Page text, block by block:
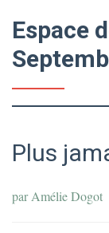
Espace
Plus
parAmélie Dogot